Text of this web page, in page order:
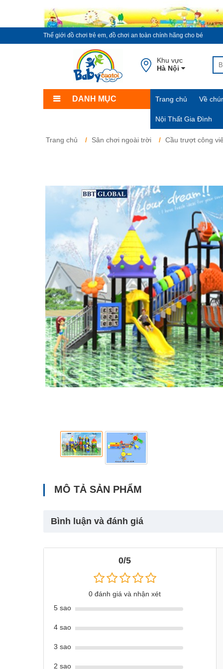
Thế giới đồ chơi trẻ em, đồ chơi an toàn chính hãng cho bé
Khu vực
Hà Nội
DANH MỤC Trang chủ Về
Nội Thất Gia Đình
Trang chủ Sân chơi ngoài trời Cầu trượt công
MÔ TẢ SẢN PHẨM
Bình luận và đánh giá
0/5
0 đánh giá và nhận xét
5 sao
4 sao
3 sao
2 sao